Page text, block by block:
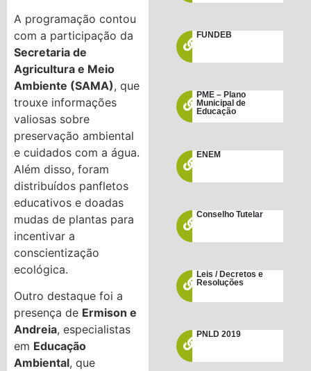
A programação contou
com a participação da
Secretaria de
Agricultura e Meio
Ambiente (SAMA), que
trouxe informações
valiosas sobre
preservação ambiental
e cuidados com a água.
Além disso, foram
distribuídos panfletos
educativos e doadas
mudas de plantas para
incentivar a
conscientização
ecológica.
Outro destaque foi a
presença de Ermison e
Andreia, especialistas
em Educação
Ambiental, que
FUNDEB
PME – Plano
Municipal de
Educação
ENEM
Conselho Tutelar
Leis / Decretos e
Resoluções
PNLD 2019